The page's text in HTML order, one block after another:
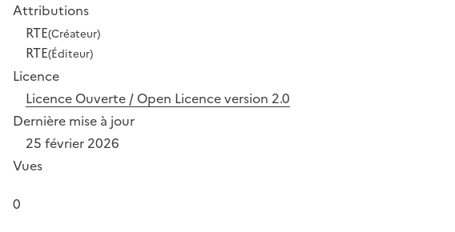
Attributions
RTE(Créateur)
RTE(Éditeur)
Licence
Licence Ouverte / Open Licence version 2.0
Dernière mise à jour
25 février 2026
Vues
0